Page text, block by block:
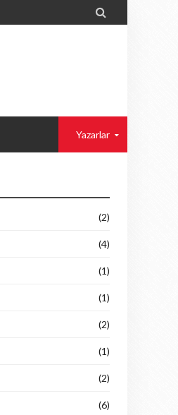

Yazarlar
(2)
(4)
(1)
(1)
(2)
(1)
(2)
(6)